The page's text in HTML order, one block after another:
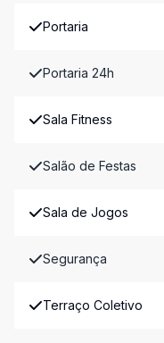
Portaria
Portaria 24h
Sala Fitness
Salão de Festas
Sala de Jogos
Segurança
Terraço Coletivo